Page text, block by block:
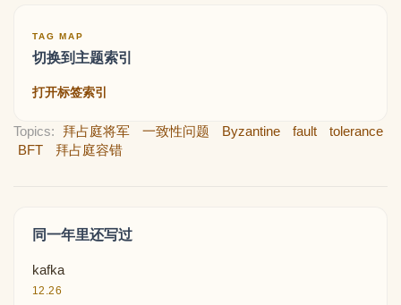
TAG MAP
切换到主题索引
打开标签索引
Topics: 拜占庭将军 一致性问题 Byzantine fault
tolerance
BFT
拜占庭容错
同一年里还写过
kafka
12.26